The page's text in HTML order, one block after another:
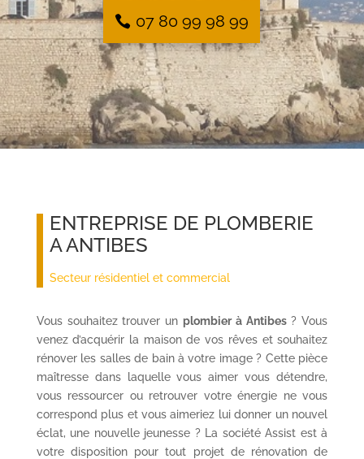
07 80 99 98 99
ENTREPRISE DE PLOMBERIE
A ANTIBES
Secteur résidentiel et commercial
Vous souhaitez trouver un plombier à Antibes? Vous
venez d’acquérir la maison de vos rêves et souhaitez
rénover les salles de bain à votre image ? Cette pièce
maîtresse dans laquelle vous aimer vous détendre,
vous ressourcer ou retrouver votre énergie ne vous
correspond plus et vous aimeriez lui donner un nouvel
éclat, une nouvelle jeunesse ? La société Assist est à
votre disposition pour tout projet de rénovation de